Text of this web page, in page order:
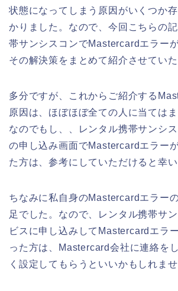
状態になってしまう原因がいくつか
かりました。なので、今回こちらの
帯サンシスコンでMastercardエラー
その解決策をまとめて紹介させていた
多分ですが、これからご紹介する
原因は、ほぼほぼ全ての人に当てはま
なのでもし、、レンタル携帯サンシ
の申し込み画面でMastercardエラー
た方は、参考にしていただけると幸い
ちなみに私自身のMastercardエラー
足でした。なので、レンタル携帯サ
ビスに申し込みしてMastercardエラ
った方は、Mastercard会社に連絡を
く設定してもらうといいかもしれま